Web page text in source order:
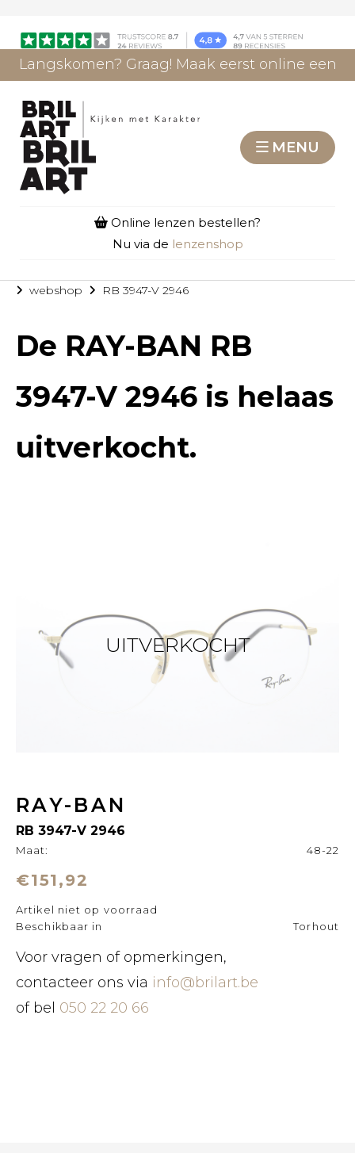
Langskomen? Graag! Maak eerst online een
MENU
Online lenzen bestellen?
Nu via de lenzenshop
webshop RB 3947-V 2946
De RAY-BAN RB
3947-V 2946 is helaas
uitverkocht.
UITVERKOCHT
RAY-BAN
RB 3947-V 2946
Maat: 48-22
€151,92
Artikel niet op voorraad
Beschikbaar in
Torhout
Voor vragen of opmerkingen,
contacteer ons via info@brilart.be
of bel 050 22 20 66